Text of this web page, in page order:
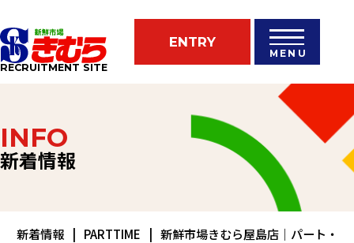
RECRUITMENT SITE
ENTRY
MENU
INFO
新着情報
新着情報 PARTTIME 新鮮市場きむら屋島店｜パート・